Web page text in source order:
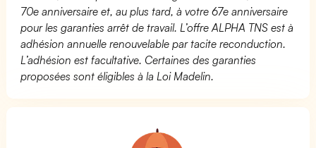
70e anniversaire et, au plus tard, à votre 67e anniversaire
pour les garanties arrêt de travail. L’offre ALPHA TNS est à
adhésion annuelle renouvelable par tacite reconduction.
L’adhésion est facultative. Certaines des garanties
proposées sont éligibles à la Loi Madelin.